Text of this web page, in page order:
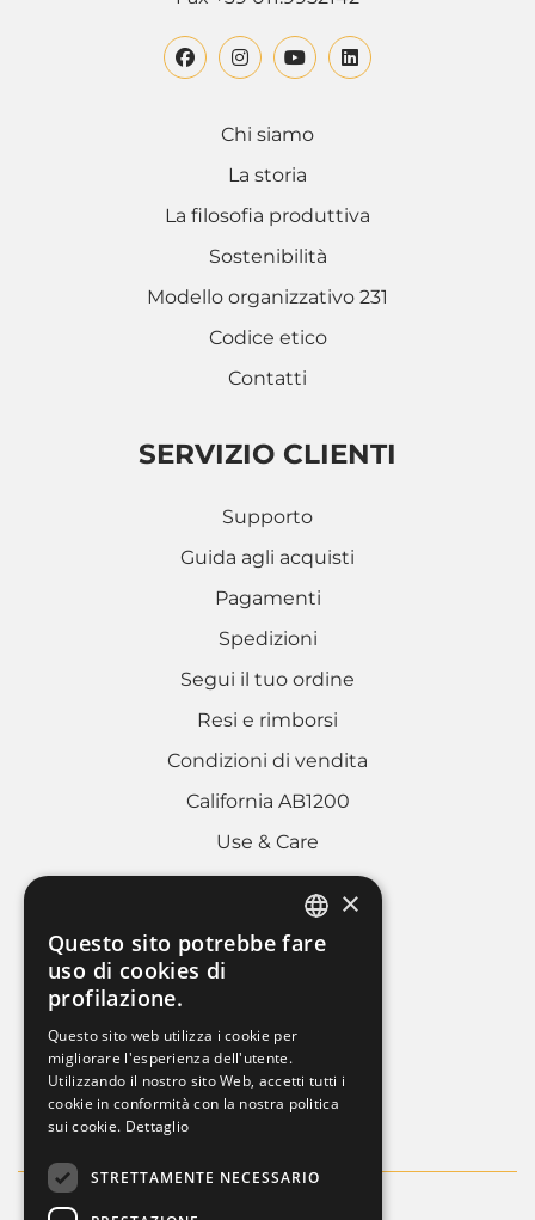
Chi siamo
La storia
La filosofia produttiva
Sostenibilità
Modello organizzativo 231
Codice etico
Contatti
SERVIZIO CLIENTI
Supporto
Guida agli acquisti
Pagamenti
Spedizioni
Segui il tuo ordine
Resi e rimborsi
Condizioni di vendita
California AB1200
Use & Care
AREA LEGALE
Cookies policy
Whistleblowing
Dati societari
ITALIAN
×
Questo sito potrebbe fare
uso di cookies di
profilazione.
Questo sito web utilizza i cookie per
migliorare l'esperienza dell'utente.
Utilizzando il nostro sito Web, accetti tutti i
cookie in conformità con la nostra politica
sui cookie. Dettaglio
STRETTAMENTE NECESSARIO